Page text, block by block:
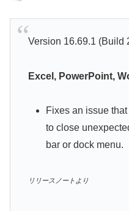
Version 16.69.1 (Build
Excel, PowerPoint,
Fixes an issue
to close
bar or dock menu.
リリースノートより